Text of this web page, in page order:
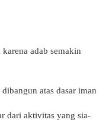
adab semakin
atas dasar iman
dari aktivitas yang sia-